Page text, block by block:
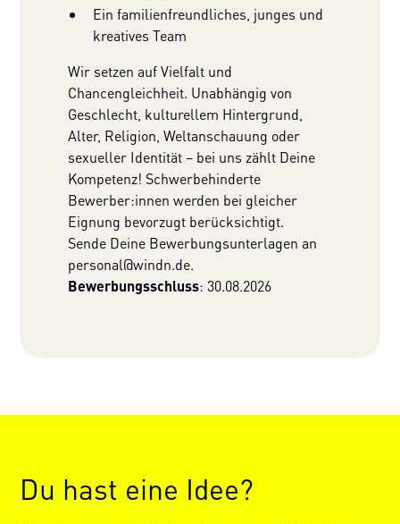
Ein familienfreundliches, junges und
kreatives Team
Wir setzen auf Vielfalt und
Chancengleichheit. Unabhängig von
Geschlecht, kulturellem Hintergrund,
Alter, Religion, Weltanschauung oder
sexueller Identität – bei uns zählt Deine
Kompetenz! Schwerbehinderte
Bewerber:innen werden bei gleicher
Eignung bevorzugt berücksichtigt.
Sende Deine Bewerbungsunterlagen an
personal@windn.de.
Bewerbungsschluss: 30.08.2026
Du hast eine Idee?